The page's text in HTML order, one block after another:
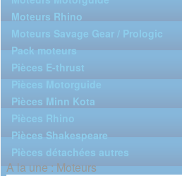
Moteurs Rhino
Moteurs Savage Gear / Prologic
Pack moteurs
Pièces E-thrust
Pièces Motorguide
Pièces Minn Kota
Pièces Rhino
Pièces Shakespeare
Pièces détachées autres
A la une : Moteurs